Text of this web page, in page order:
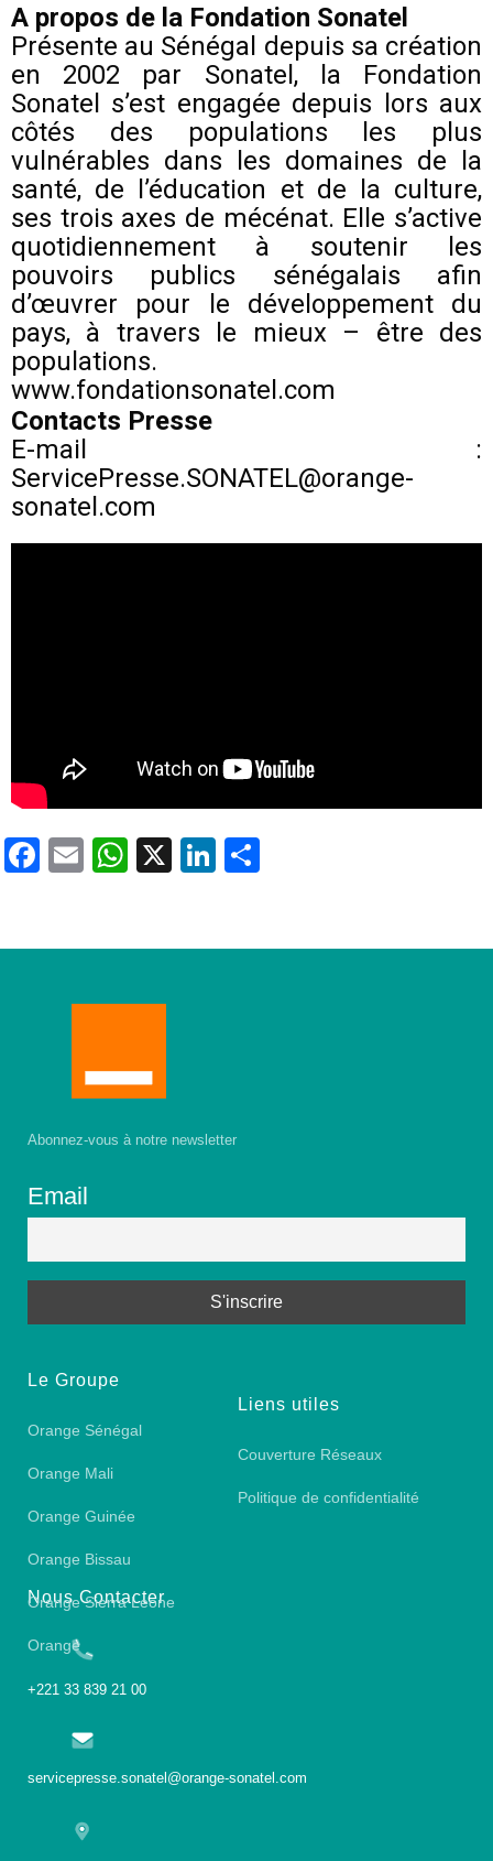
A propos de la Fondation Sonatel
Présente au Sénégal depuis sa création
en 2002 par Sonatel, la Fondation
Sonatel s’est engagée depuis lors aux
côtés des populations les plus
vulnérables dans les domaines de la
santé, de l’éducation et de la culture,
ses trois axes de mécénat. Elle s’active
quotidiennement à soutenir les
pouvoirs publics sénégalais afin
d’œuvrer pour le développement du
pays, à travers le mieux – être des
populations.
www.fondationsonatel.com
Contacts Presse
E-mail :
ServicePresse.SONATEL@orange-
sonatel.com
Facebook
EmailWhatsApp
X LinkedIn
Abonnez-vous à notre newsletter
Email
Le Groupe
Orange Sénégal
Orange Mali
Orange Guinée
Orange Bissau
Orange Sierra Leone
Orange
Liens utiles
Couverture Réseaux
Politique de confidentialité
Nous Contacter
+221 33 839 21 00
servicepresse.sonatel@orange-sonatel.com